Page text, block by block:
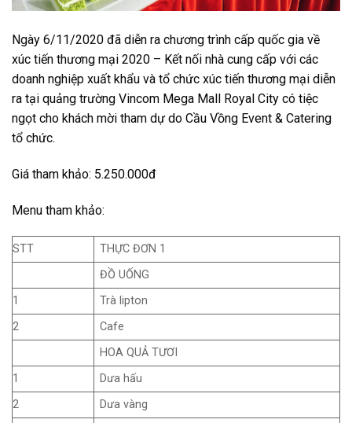
Ngày 6/11/2020 đã diễn ra chương trình cấp quốc gia về
xúc tiến thương mại 2020 – Kết nối nhà cung cấp với các
doanh nghiệp xuất khẩu và tổ chức xúc tiến thương mại diễn
ra tại quảng trường Vincom Mega Mall Royal City có tiệc
ngọt cho khách mời tham dự do Cầu Vồng Event & Catering
tổ chức.
Giá tham khảo: 5.250.000đ
Menu tham khảo:
STT
THỰC ĐƠN 1
ĐỒ UỐNG
1
Trà lipton
2
Cafe
HOA QUẢ TƯƠI
1
Dưa hấu
2
Dưa vàng